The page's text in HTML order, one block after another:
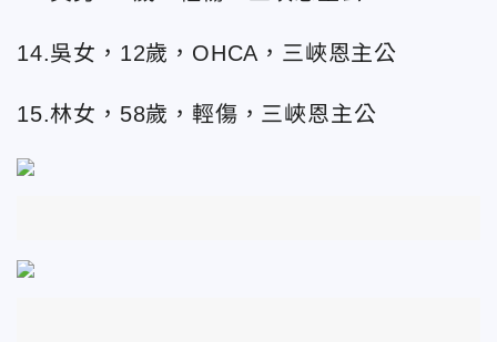
14.吳女，12歲，OHCA，三峽恩主公
15.林女，58歲，輕傷，三峽恩主公